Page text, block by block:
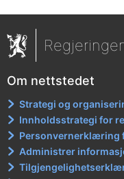
Om nettstedet
Strategi og
Innholdsstrategi for
Personvernerklæring
Administrer